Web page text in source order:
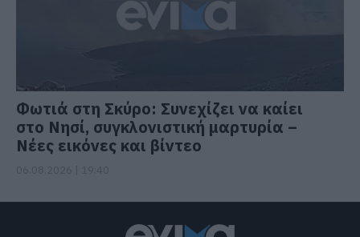
Φωτιά στη Σκύρο: Συνεχίζει να καίει
στο Νησί, συγκλονιστική μαρτυρία –
Νέες εικόνες και βίντεο